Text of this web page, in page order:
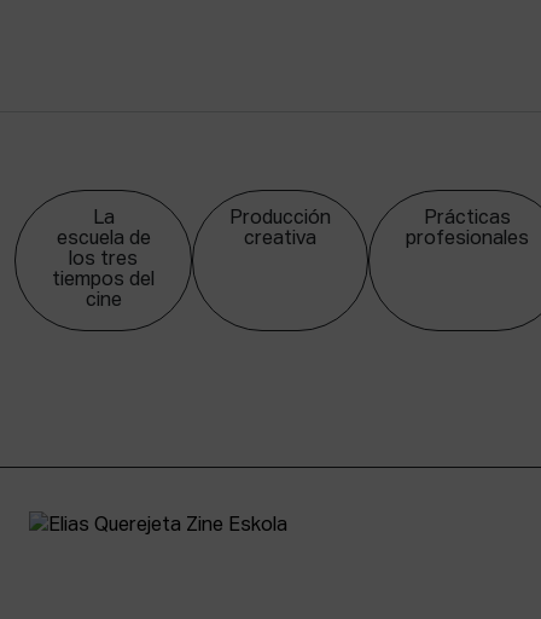
La
escuela de
los tres
tiempos del
cine
Producción
creativa
Prácticas
profesionales